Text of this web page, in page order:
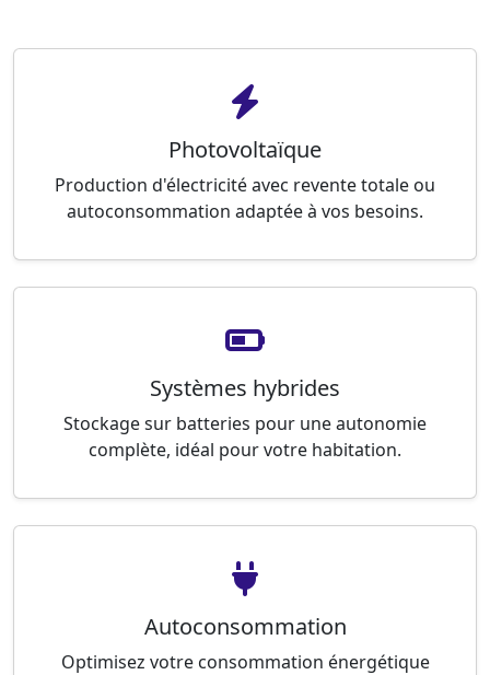
Photovoltaïque
Production d'électricité avec revente totale ou
autoconsommation adaptée à vos besoins.
Systèmes hybrides
Stockage sur batteries pour une autonomie
complète, idéal pour votre habitation.
Autoconsommation
Optimisez votre consommation énergétique